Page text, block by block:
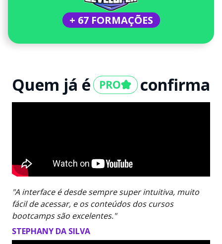
+ 67 FORMAÇÕES
Quem já é confirma
"A interface é desde sempre super intuitiva, muito
fácil de acessar, e os conteúdos dos cursos
bootcamps são excelentes."
STEPHANY DA SILVA